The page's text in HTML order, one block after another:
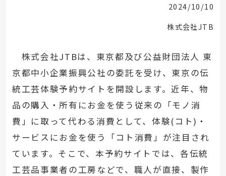
2024/10/10
株式会社JTB
株式会社JTBは、東京都及び公益財団法人 東
京都中小企業振興公社の委託を受け、東京の伝
統工芸体験予約サイトを開設します。近年、物
品の購入・所有にお金を使う従来の「モノ消
費」に取って代わる消費として、体験(コト)・
サービスにお金を使う「コト消費」が注目され
ています。そこで、本予約サイトでは、各伝統
工芸品事業者の工房などで、職人が直接、製作